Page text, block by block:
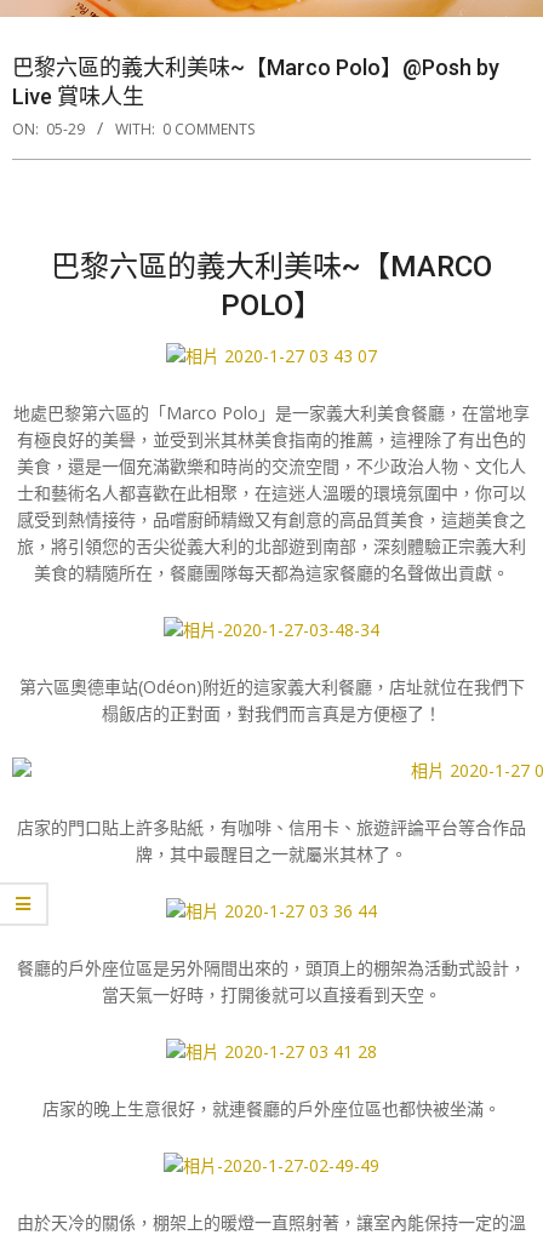
巴黎六區的義大利美味~【Marco Polo】@Posh by
Live 賞味人生
ON: 05-29 WITH: 0 COMMENTS
巴黎六區的義大利美味~【MARCO
POLO】
地處巴黎第六區的「Marco Polo」是一家義大利美食餐廳，在當地享
有極良好的美譽，並受到米其林美食指南的推薦，這裡除了有出色的
美食，還是一個充滿歡樂和時尚的交流空間，不少政治人物、文化人
士和藝術名人都喜歡在此相聚，在這迷人溫暖的環境氛圍中，你可以
感受到熱情接待，品嚐廚師精緻又有創意的高品質美食，這趟美食之
旅，將引領您的舌尖從義大利的北部遊到南部，深刻體驗正宗義大利
美食的精隨所在，餐廳團隊每天都為這家餐廳的名聲做出貢獻。
第六區奧德車站(Odéon)附近的這家義大利餐廳，店址就位在我們下
榻飯店的正對面，對我們而言真是方便極了！
店家的門口貼上許多貼紙，有咖啡、信用卡、旅遊評論平台等合作品
牌，其中最醒目之一就屬米其林了。
餐廳的戶外座位區是另外隔間出來的，頭頂上的棚架為活動式設計，
當天氣一好時，打開後就可以直接看到天空。
店家的晚上生意很好，就連餐廳的戶外座位區也都快被坐滿。
由於天冷的關係，棚架上的暖燈一直照射著，讓室內能保持一定的溫